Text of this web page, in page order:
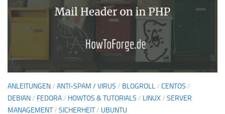
ANLEITUNGEN/ ANTI-SPAM / VIRUS / BLOGROLL/ CENTOS /
DEBIAN/ FEDORA/ HOWTOS & TUTORIALS / LINUX/ SERVER
MANAGEMENT/ SICHERHEIT/ UBUNTU